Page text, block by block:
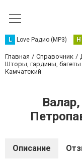
L Love Радио (MP3) Н
Главная Справочник
Шторы, гардины, багеты
Камчатский
Описание